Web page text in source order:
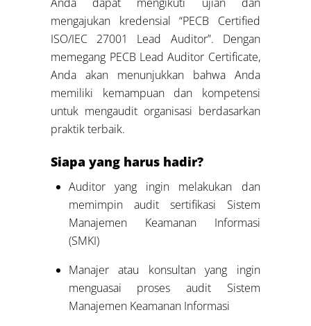
mengajukan kredensial “PECB Certified
ISO/IEC 27001 Lead Auditor”. Dengan
memegang PECB Lead Auditor Certificate,
Anda akan menunjukkan bahwa Anda
memiliki kemampuan dan kompetensi
untuk mengaudit organisasi berdasarkan
praktik terbaik.
Siapa yang harus hadir?
Auditor yang ingin melakukan dan
memimpin audit sertifikasi Sistem
Manajemen Keamanan Informasi
(SMKI)
Manajer atau konsultan yang ingin
menguasai proses audit Sistem
Manajemen Keamanan Informasi